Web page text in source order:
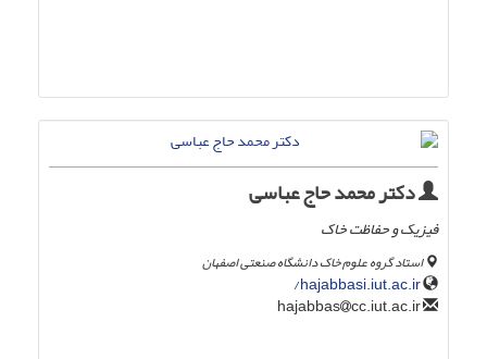
دکتر محمد حاج عباسی
فیزیک و حفاظت خاک
استاد گروه علوم خاک دانشگاه صنعتی اصفهان
hajabbasi.iut.ac.ir/
cc.iut.ac.ir